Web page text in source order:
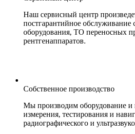
Наш сервисный центр
постгарантийное обслуживание
оборудования, ТО переносных
рентгенаппаратов.
Собственное производство
Мы производим оборудование и
измерения, тестирования и
радиографического и